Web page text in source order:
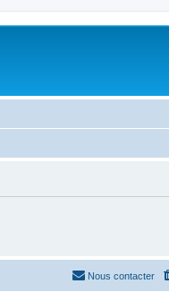
Nous contacter